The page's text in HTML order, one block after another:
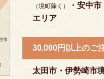
（境町除く） ・安中市
エリア
30,000円以上のご
太田市・伊勢崎市